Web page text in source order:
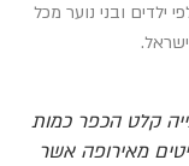
ובני נוער מכל
קלט הכפר כמות
מאירופה אשר